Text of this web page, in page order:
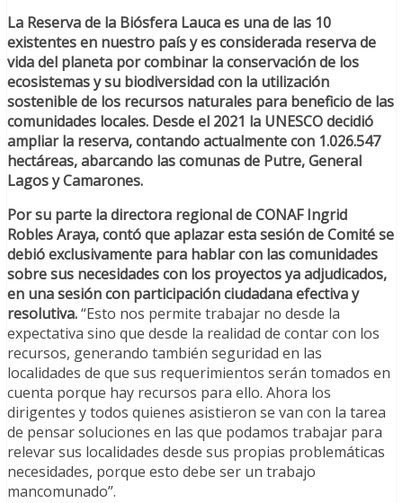
La Reserva de la Biósfera Lauca es una de las 10
existentes en nuestro país y es considerada reserva de
vida del planeta por combinar la conservación de los
ecosistemas y su biodiversidad con la utilización
sostenible de los recursos naturales para beneficio de las
comunidades locales. Desde el 2021 la UNESCO decidió
ampliar la reserva, contando actualmente con 1.026.547
hectáreas, abarcando las comunas de Putre, General
Lagos y Camarones.
Por su parte la directora regional de CONAF Ingrid
Robles Araya, contó que aplazar esta sesión de Comité se
debió exclusivamente para hablar con las comunidades
sobre sus necesidades con los proyectos ya adjudicados,
en una sesión con participación ciudadana efectiva y
resolutiva.“Esto nos permite trabajar no desde la
expectativa sino que desde la realidad de contar con los
recursos, generando también seguridad en las
localidades de que sus requerimientos serán tomados en
cuenta porque hay recursos para ello. Ahora los
dirigentes y todos quienes asistieron se van con la tarea
de pensar soluciones en las que podamos trabajar para
relevar sus localidades desde sus propias problemáticas
necesidades, porque esto debe ser un trabajo
mancomunado”.